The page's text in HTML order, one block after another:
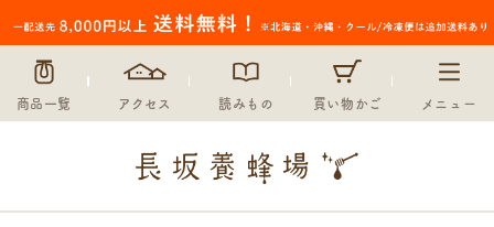
商品一覧 アクセス 読みもの 買い物かご メニュー